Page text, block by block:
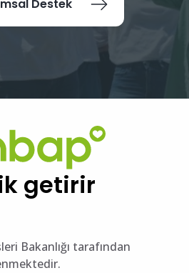
Destek
getirir
Bakanlığı tarafından